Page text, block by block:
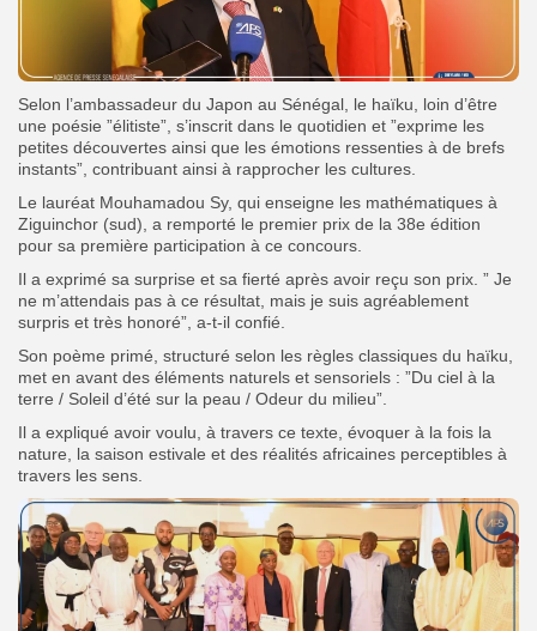
Selon l’ambassadeur du Japon au Sénégal, le haïku, loin d’être
une poésie ”élitiste”, s’inscrit dans le quotidien et ”exprime les
petites découvertes ainsi que les émotions ressenties à de brefs
instants”, contribuant ainsi à rapprocher les cultures.
Le lauréat Mouhamadou Sy, qui enseigne les mathématiques à
Ziguinchor (sud), a remporté le premier prix de la 38e édition
pour sa première participation à ce concours.
Il a exprimé sa surprise et sa fierté après avoir reçu son prix. ” Je
ne m’attendais pas à ce résultat, mais je suis agréablement
surpris et très honoré”, a-t-il confié.
Son poème primé, structuré selon les règles classiques du haïku,
met en avant des éléments naturels et sensoriels : ”Du ciel à la
terre / Soleil d’été sur la peau / Odeur du milieu”.
‎Il a expliqué avoir voulu, à travers ce texte, évoquer à la fois la
nature, la saison estivale et des réalités africaines perceptibles à
travers les sens.